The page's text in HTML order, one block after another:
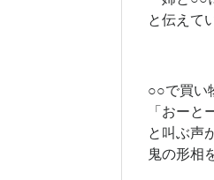
と伝えて
○○で買い
「おーと
と叫ぶ声
鬼の形相